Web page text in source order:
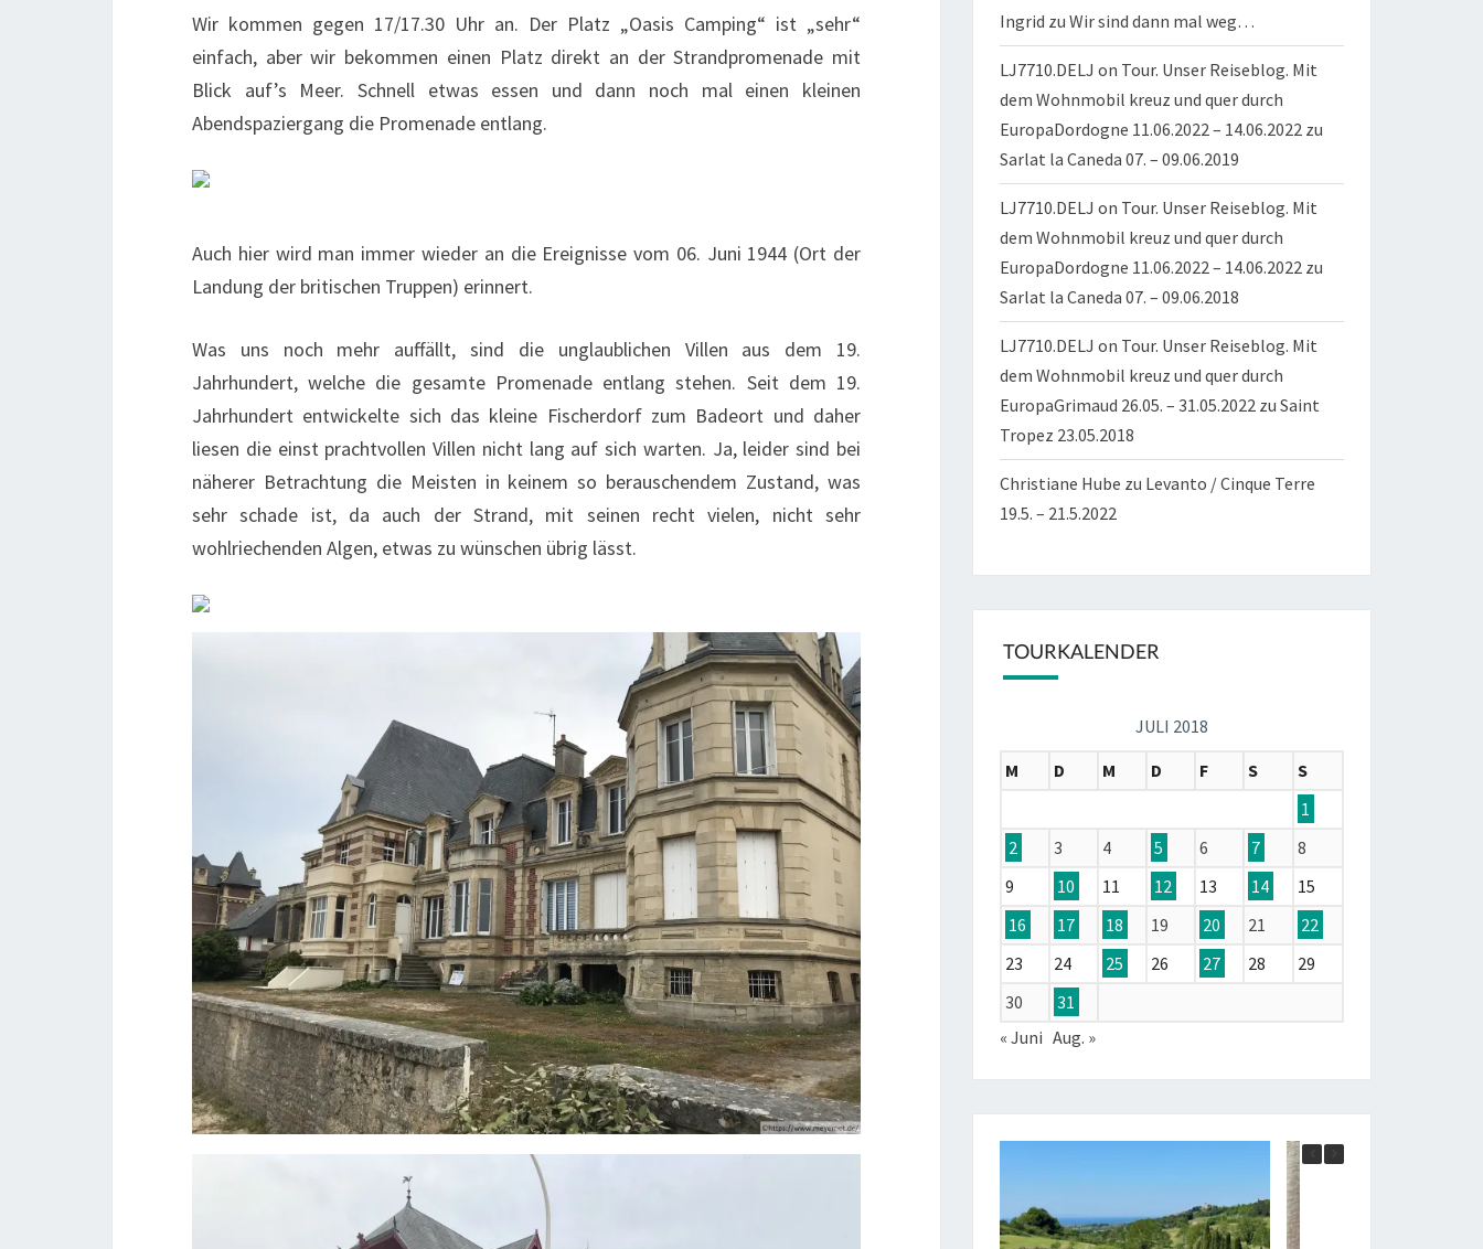
Wir kommen gegen 17/17.30 Uhr an. Der Platz „Oasis Camping“ ist „sehr“
einfach, aber wir bekommen einen Platz direkt an der Strandpromenade mit
Blick auf’s Meer. Schnell etwas essen und dann noch mal einen kleinen
Abendspaziergang die Promenade entlang.
Auch hier wird man immer wieder an die Ereignisse vom 06. Juni 1944 (Ort der
Landung der britischen Truppen) erinnert.
Was uns noch mehr auffällt, sind die unglaublichen Villen aus dem 19.
Jahrhundert, welche die gesamte Promenade entlang stehen. Seit dem 19.
Jahrhundert entwickelte sich das kleine Fischerdorf zum Badeort und daher
liesen die einst prachtvollen Villen nicht lang auf sich warten. Ja, leider sind bei
näherer Betrachtung die Meisten in keinem so berauschendem Zustand, was
sehr schade ist, da auch der Strand, mit seinen recht vielen, nicht sehr
wohlriechenden Algen, etwas zu wünschen übrig lässt.
Ingrid zu Wir sind dann mal weg…
LJ7710.DELJ on Tour. Unser Reiseblog. Mit
dem Wohnmobil kreuz und quer durch
EuropaDordogne 11.06.2022 – 14.06.2022 zu
Sarlat la Caneda 07. – 09.06.2019
LJ7710.DELJ on Tour. Unser Reiseblog. Mit
dem Wohnmobil kreuz und quer durch
EuropaDordogne 11.06.2022 – 14.06.2022 zu
Sarlat la Caneda 07. – 09.06.2018
LJ7710.DELJ on Tour. Unser Reiseblog. Mit
dem Wohnmobil kreuz und quer durch
EuropaGrimaud 26.05. – 31.05.2022 zu Saint
Tropez 23.05.2018
Christiane Hube zu Levanto / Cinque Terre
19.5. – 21.5.2022
TOURKALENDER
JULI 2018
M
D M D F S
S
1
2
3 4 5 6 7
8
9
10 11 12 13 14
15
16
17 18 19 20 21
22
23
24 25 26 27 28
29
30
31
« Juni Aug. »